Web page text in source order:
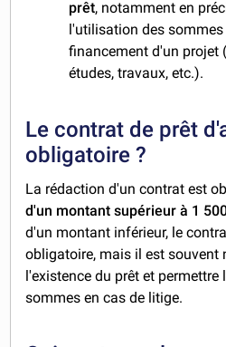
prêt, notamment en
l'utilisation des sommes
financement d'un projet
études, travaux, etc.).
Le contrat de prêt
obligatoire ?
La rédaction d'un contrat est
d'un montant supérieur à 1
d'un montant inférieur, le
obligatoire, mais il est souvent
l'existence du prêt et permettre
sommes en cas de litige.